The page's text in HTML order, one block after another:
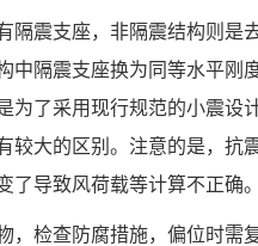
隔震支座，非隔震结构则是
中隔震支座换为同等水平刚
为了采用现行规范的小震设
较大的区别。注意的是，抗
了导致风荷载等计算不正确
，检查防腐措施，偏位时需